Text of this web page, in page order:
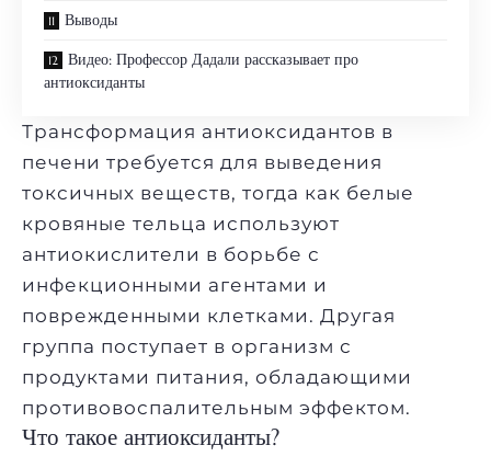
Выводы
Видео: Профессор Дадали рассказывает про
антиоксиданты
Трансформация антиоксидантов в
печени требуется для выведения
токсичных веществ, тогда как белые
кровяные тельца используют
антиокислители в борьбе с
инфекционными агентами и
поврежденными клетками. Другая
группа поступает в организм с
продуктами питания, обладающими
противовоспалительным эффектом.
Что такое антиоксиданты?